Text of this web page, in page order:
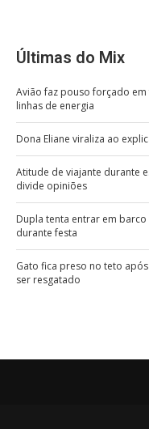
Últimas do Mix
Avião faz pouso forçado
linhas de energia
Dona Eliane viraliza ao
Atitude de viajante durante
divide opiniões
Dupla tenta entrar em
durante festa
Gato fica preso no teto
ser resgatado